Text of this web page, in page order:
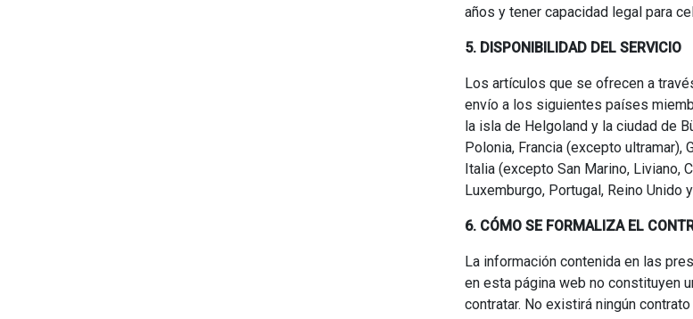
años y tener capacidad legal para
5. DISPONIBILIDAD DEL SERVICIO
Los artículos que se ofrecen a
envío a los siguientes países
la isla de Helgoland y la ciudad de
Polonia, Francia (excepto ultramar),
Italia (excepto San Marino, Liviano,
Luxemburgo, Portugal, Reino Unido
6. CÓMO SE FORMALIZA EL
La información contenida en las
en esta página web no constituyen
contratar. No existirá ningún